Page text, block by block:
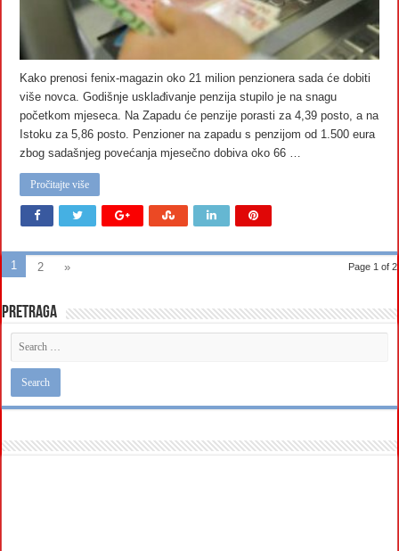
Kako prenosi fenix-magazin oko 21 milion penzionera sada će dobiti
više novca. Godišnje usklađivanje penzija stupilo je na snagu
početkom mjeseca. Na Zapadu će penzije porasti za 4,39 posto, a na
Istoku za 5,86 posto. Penzioner na zapadu s penzijom od 1.500 eura
zbog sadašnjeg povećanja mjesečno dobiva oko 66 …
Pročitajte više
Page 1 of 2
1 2 »
Pretraga